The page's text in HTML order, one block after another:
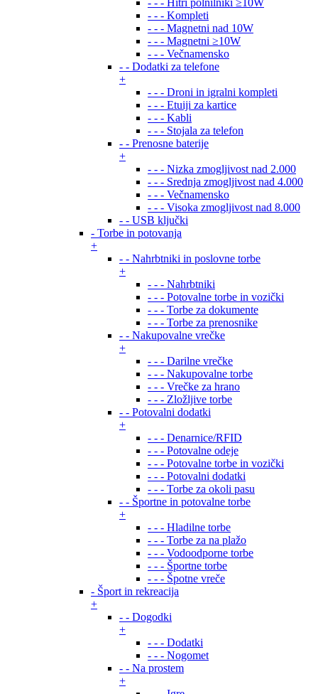
- - - Hitri polnilniki ≥10W
- - - Kompleti
- - - Magnetni nad 10W
- - - Magnetni ≥10W
- - - Večnamensko
- - Dodatki za telefone
+
- - - Droni in igralni kompleti
- - - Etuiji za kartice
- - - Kabli
- - - Stojala za telefon
- - Prenosne baterije
+
- - - Nizka zmogljivost nad 2.000
- - - Srednja zmogljivost nad 4.000
- - - Večnamensko
- - - Visoka zmogljivost nad 8.000
- - USB ključki
- Torbe in potovanja
+
- - Nahrbtniki in poslovne torbe
+
- - - Nahrbtniki
- - - Potovalne torbe in vozički
- - - Torbe za dokumente
- - - Torbe za prenosnike
- - Nakupovalne vrečke
+
- - - Darilne vrečke
- - - Nakupovalne torbe
- - - Vrečke za hrano
- - - Zložljive torbe
- - Potovalni dodatki
+
- - - Denarnice/RFID
- - - Potovalne odeje
- - - Potovalne torbe in vozički
- - - Potovalni dodatki
- - - Torbe za okoli pasu
- - Športne in potovalne torbe
+
- - - Hladilne torbe
- - - Torbe za na plažo
- - - Vodoodporne torbe
- - - Športne torbe
- - - Špotne vreče
- Šport in rekreacija
+
- - Dogodki
+
- - - Dodatki
- - - Nogomet
- - Na prostem
+